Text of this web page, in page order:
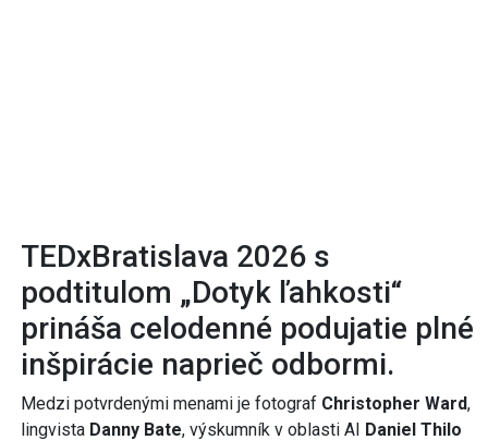
TEDxBratislava 2026 s
podtitulom „Dotyk ľahkosti“
prináša celodenné podujatie plné
inšpirácie naprieč odbormi.
Medzi potvrdenými menami je fotograf Christopher Ward,
lingvista Danny Bate, výskumník v oblasti AI Daniel Thilo